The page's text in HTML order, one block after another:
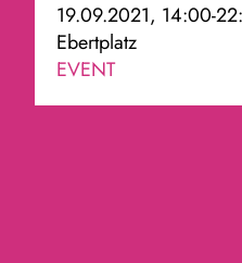
19.09.2021, 14:00-
Ebertplatz
EVENT